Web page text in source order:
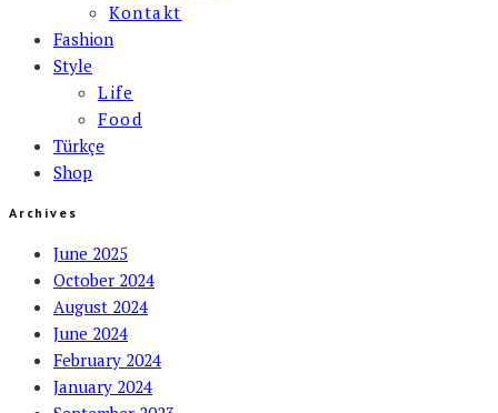
Kontakt
Fashion
Style
Life
Food
Türkçe
Shop
Archives
June 2025
October 2024
August 2024
June 2024
February 2024
January 2024